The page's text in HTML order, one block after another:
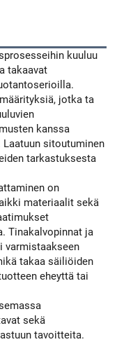
kuuluu
takaavat
jotka ta
kanssa
sitoutuminen
tarkastuksesta
on
materiaalit sekä
Tinakalvopinnat ja
varmistaakseen
takaa säiliöiden
eheyttä tai
sekä
tavoitteita.